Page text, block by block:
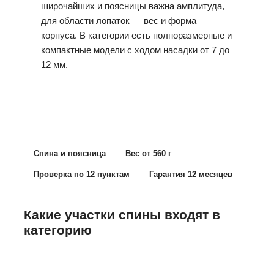
широчайших и поясницы важна амплитуда,
для области лопаток — вес и форма
корпуса. В категории есть полноразмерные и
компактные модели с ходом насадки от 7 до
12 мм.
Спина и поясница Вес от 560 г
Проверка по 12 пунктам Гарантия 12 месяцев
Какие участки спины входят в
категорию